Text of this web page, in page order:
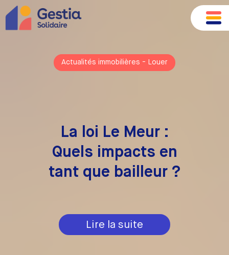
Actualités immobilières - Louer
La loi Le Meur :
Quels impacts en
tant que bailleur ?
Lire la suite